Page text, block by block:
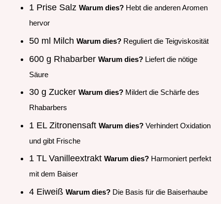
1 Prise Salz Warum dies? Hebt die anderen Aromen
hervor
50 ml Milch Warum dies? Reguliert die Teigviskosität
600 g Rhabarber Warum dies? Liefert die nötige
Säure
30 g Zucker Warum dies? Mildert die Schärfe des
Rhabarbers
1 EL Zitronensaft Warum dies? Verhindert Oxidation
und gibt Frische
1 TL Vanilleextrakt Warum dies? Harmoniert perfekt
mit dem Baiser
4 Eiweiß Warum dies? Die Basis für die Baiserhaube